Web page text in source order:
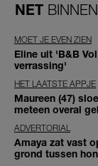
NET BINNEN
MOET JE EVEN ZIEN
Eline uit 'B&B
verrassing'
HET LAATSTE APPJE
Maureen (47)
meteen overal
ADVERTORIAL
Amaya zat vast
grond tussen